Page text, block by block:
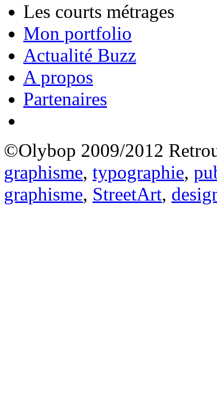
Les courts métrages
Mon portfolio
Actualité Buzz
A propos
Partenaires
©Olybop 2009/2012
graphisme, typographie,
graphisme, StreetArt,